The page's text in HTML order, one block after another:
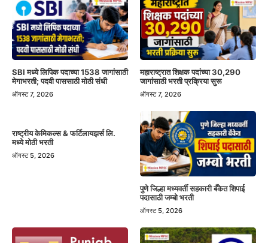
SBI मध्ये लिपिक पदाच्या 1538 जागांसाठी
मेगाभरती; पदवी पाससाठी मोठी संधी
ऑगस्ट 7, 2026
महाराष्ट्रात शिक्षक पदांच्या 30,290
जागांसाठी भरती प्रक्रिया सुरू
ऑगस्ट 7, 2026
राष्ट्रीय केमिकल्स & फर्टिलायझर्स लि.
मध्ये मोठी भरती
ऑगस्ट 5, 2026
पुणे जिल्हा मध्यवर्ती सहकारी बँकेत शिपाई
पदासाठी जम्बो भरती
ऑगस्ट 5, 2026